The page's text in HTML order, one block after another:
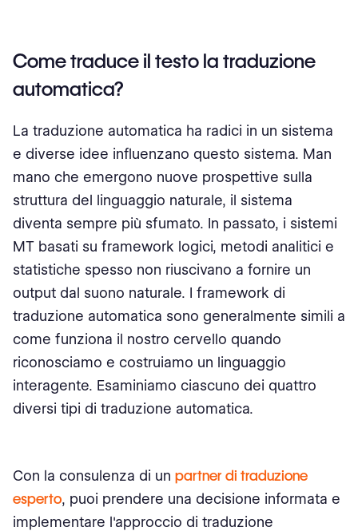
Come traduce il testo la traduzione
automatica?
La traduzione automatica ha radici in un sistema
e diverse idee influenzano questo sistema. Man
mano che emergono nuove prospettive sulla
struttura del linguaggio naturale, il sistema
diventa sempre più sfumato. In passato, i sistemi
MT basati su framework logici, metodi analitici e
statistiche spesso non riuscivano a fornire un
output dal suono naturale. I framework di
traduzione automatica sono generalmente simili a
come funziona il nostro cervello quando
riconosciamo e costruiamo un linguaggio
interagente. Esaminiamo ciascuno dei quattro
diversi tipi di traduzione automatica.
Con la consulenza di un partner di traduzione
esperto, puoi prendere una decisione informata e
implementare l'approccio di traduzione